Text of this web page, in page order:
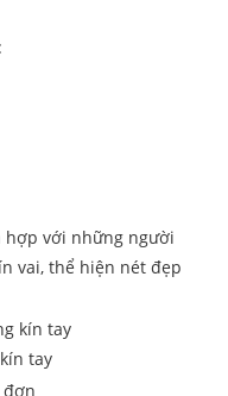
hợp với những người
vai, thể hiện nét đẹp
tay